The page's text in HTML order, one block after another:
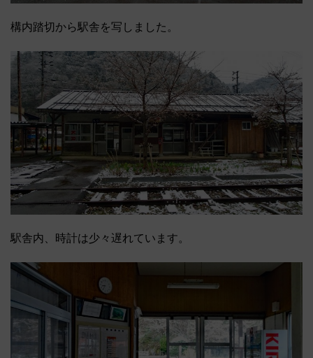
構内踏切から駅舎を写しました。
駅舎内、時計は少々遅れています。